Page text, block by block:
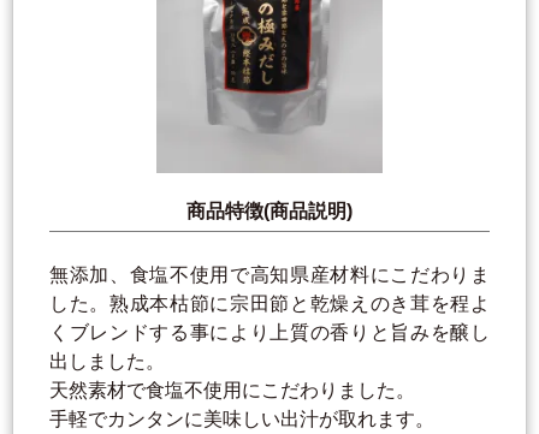
商品特徴(商品説明)
無添加、食塩不使用で高知県産材料にこだわりま
した。熟成本枯節に宗田節と乾燥えのき茸を程よ
くブレンドする事により上質の香りと旨みを醸し
出しました。
天然素材で食塩不使用にこだわりました。
手軽でカンタンに美味しい出汁が取れます。